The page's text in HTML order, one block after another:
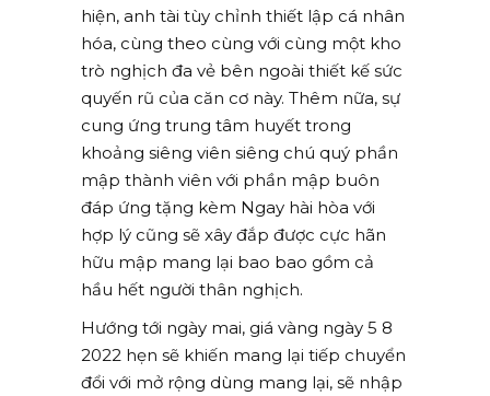
hiện, anh tài tùy chỉnh thiết lập cá nhân
hóa, cùng theo cùng với cùng một kho
trò nghịch đa vẻ bên ngoài thiết kế sức
quyến rũ của căn cơ này. Thêm nữa, sự
cung ứng trung tâm huyết trong
khoảng siêng viên siêng chú quý phần
mập thành viên với phần mập buôn
đáp ứng tặng kèm Ngay hài hòa với
hợp lý cũng sẽ xây đắp được cực hãn
hữu mập mang lại bao bao gồm cả
hầu hết người thân nghịch.
Hướng tới ngày mai, giá vàng ngày 5 8
2022 hẹn sẽ khiến mang lại tiếp chuyển
đổi với mở rộng dùng mang lại, sẽ nhập